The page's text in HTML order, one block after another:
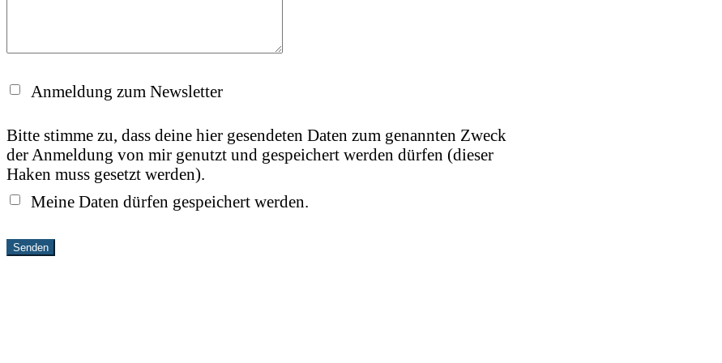
Anmeldung zum Newsletter
Bitte stimme zu, dass deine hier gesendeten Daten zum genannten Zweck
der Anmeldung von mir genutzt und gespeichert werden dürfen (dieser
Haken muss gesetzt werden).
Meine Daten dürfen gespeichert werden.